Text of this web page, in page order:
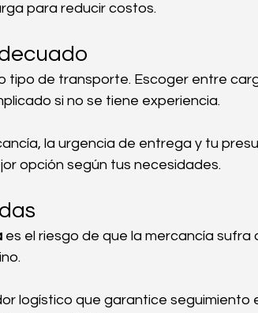
para reducir costos.
tipo de transporte. Escoger entre
si no se tiene experiencia.
la urgencia de entrega y tu
opción según tus necesidades.
es el riesgo de que la mercancía sufra
logístico que garantice seguimiento